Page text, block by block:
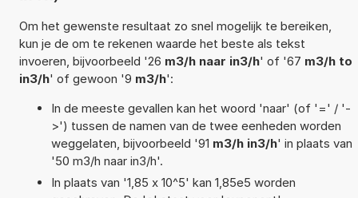
Om het gewenste resultaat zo snel mogelijk te bereiken,
kun je de om te rekenen waarde het beste als tekst
invoeren, bijvoorbeeld '26 m3/h naar in3/h' of '67 m3/h to
in3/h' of gewoon '9 m3/h':
In de meeste gevallen kan het woord 'naar' (of '=' / '-
>') tussen de namen van de twee eenheden worden
weggelaten, bijvoorbeeld '91 m3/h in3/h' in plaats van
'50 m3/h naar in3/h'.
In plaats van '1,85 x 10^5' kan 1,85e5 worden